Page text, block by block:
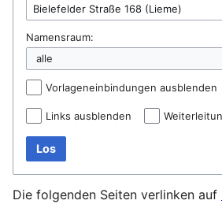
Namensraum:
Vorlageneinbindungen ausblenden
Links ausblenden
Los
Die folgenden Seiten verlinken auf